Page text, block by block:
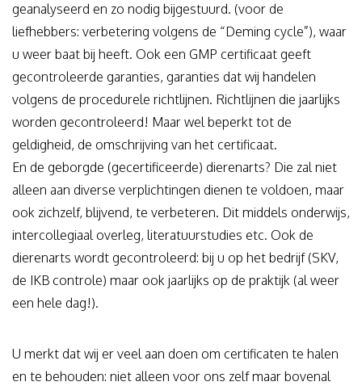
geanalyseerd en zo nodig bijgestuurd. (voor de
liefhebbers: verbetering volgens de “Deming cycle”), waar
u weer baat bij heeft. Ook een GMP certificaat geeft
gecontroleerde garanties, garanties dat wij handelen
volgens de procedurele richtlijnen. Richtlijnen die jaarlijks
worden gecontroleerd! Maar wel beperkt tot de
geldigheid, de omschrijving van het certificaat.
En de geborgde (gecertificeerde) dierenarts? Die zal niet
alleen aan diverse verplichtingen dienen te voldoen, maar
ook zichzelf, blijvend, te verbeteren. Dit middels onderwijs,
intercollegiaal overleg, literatuurstudies etc. Ook de
dierenarts wordt gecontroleerd: bij u op het bedrijf (SKV,
de IKB controle) maar ook jaarlijks op de praktijk (al weer
een hele dag!).
U merkt dat wij er veel aan doen om certificaten te halen
en te behouden: niet alleen voor ons zelf maar bovenal